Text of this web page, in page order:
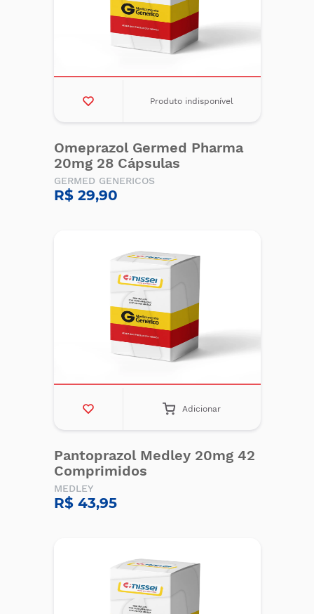
Produto indisponível
Omeprazol Germed Pharma
20mg 28 Cápsulas
GERMED GENERICOS
R$ 29,90
Adicionar
Pantoprazol Medley 20mg 42
Comprimidos
MEDLEY
R$ 43,95